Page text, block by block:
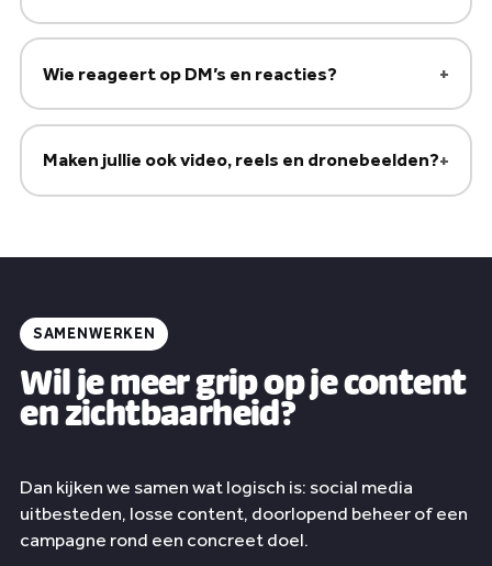
Wie reageert op DM’s en reacties?
Maken jullie ook video, reels en dronebeelden?
SAMENWERKEN
Wil je meer grip op je content
en zichtbaarheid?
Dan kijken we samen wat logisch is: social media
uitbesteden, losse content, doorlopend beheer of een
campagne rond een concreet doel.